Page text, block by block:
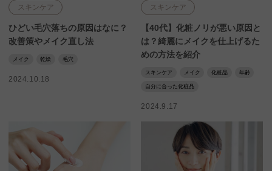
スキンケア
ひどい毛穴落ちの原因はなに？
改善策やメイク直し法
メイク 乾燥 毛穴
2024.10.18
スキンケア
【40代】化粧ノリが悪い原因と
は？綺麗にメイクを仕上げるた
めの方法を紹介
スキンケア メイク 化粧品 年齢
自分に合った化粧品
2024.9.17